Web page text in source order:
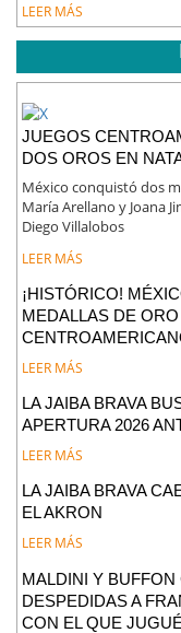
LEER MÁS
JUEGOS
DOS OROS EN
México conquistó dos
María Arellano y Joana
Diego Villalobos
LEER MÁS
¡HISTÓRICO!
MEDALLAS DE
LEER MÁS
LA JAIBA BRAVA
APERTURA 2026
LEER MÁS
LA JAIBA BRAVA
EL AKRON
LEER MÁS
MALDINI Y
DESPEDIDAS A
CON EL QUE